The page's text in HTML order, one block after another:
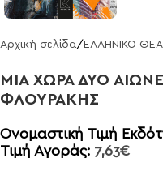
Αρχική σελίδα/ ΕΛΛΗΝΙΚΟ
ΜΙΑ ΧΩΡΑ ΔΥΟ
ΦΛΟΥΡΑΚΗΣ
Ονομαστική Τιμή
Τιμή Αγοράς: 7,63€